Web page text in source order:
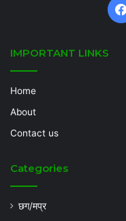
IMPORTANT LINKS
Home
About
Contact us
Categories
छग/मप्र